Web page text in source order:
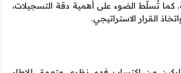
كما تُسلّط الضوء على أهمية دقة التسجيلات،
القرار الاستراتيجي.